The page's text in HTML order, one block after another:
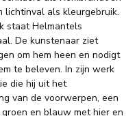
lichtinval als kleurgebruik.
staat Helmantels
De kunstenaar ziet
om hem heen en nodigt
te beleven. In zijn werk
die hij uit het
van de voorwerpen, een
en blauw met hier en